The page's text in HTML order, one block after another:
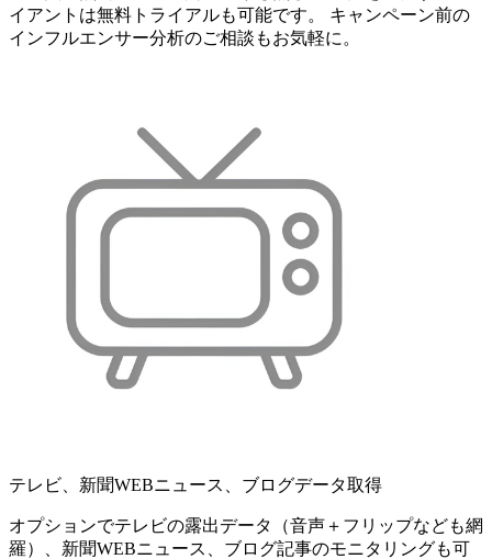
イアントは無料トライアルも可能です。 キャンペーン前の
インフルエンサー分析のご相談もお気軽に。
テレビ、新聞WEBニュース、ブログデータ取得
オプションでテレビの露出データ（音声＋フリップなども網
羅）、新聞WEBニュース、ブログ記事のモニタリングも可